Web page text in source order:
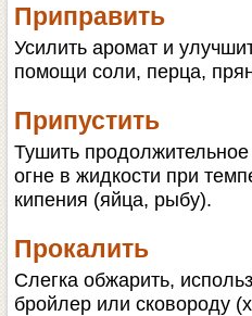
Приправить
Усилить аромат и
помощи соли, перца,
Припустить
Тушить
огне в жидкости при
кипения (яйца, рыбу).
Прокалить
Слегка обжарить,
бройлер или сковороду